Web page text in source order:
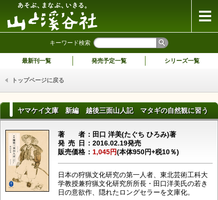
キーワード検索
最新刊一覧 発売予定一覧 シリーズ一覧
トップページに戻る
ヤマケイ文庫 新編 越後三面山人記 マタギの自然観に習う
著者田口 洋美(たぐち ひろみ)著
発売日 2016.02.19発売
販売価格
1,045円(本体950円+税10％)
日本の狩猟文化研究の第一人者、東北芸術工科大
学教授兼狩猟文化研究所所長・田口洋美氏の若き
日の意欲作、隠れたロングセラーを文庫化。